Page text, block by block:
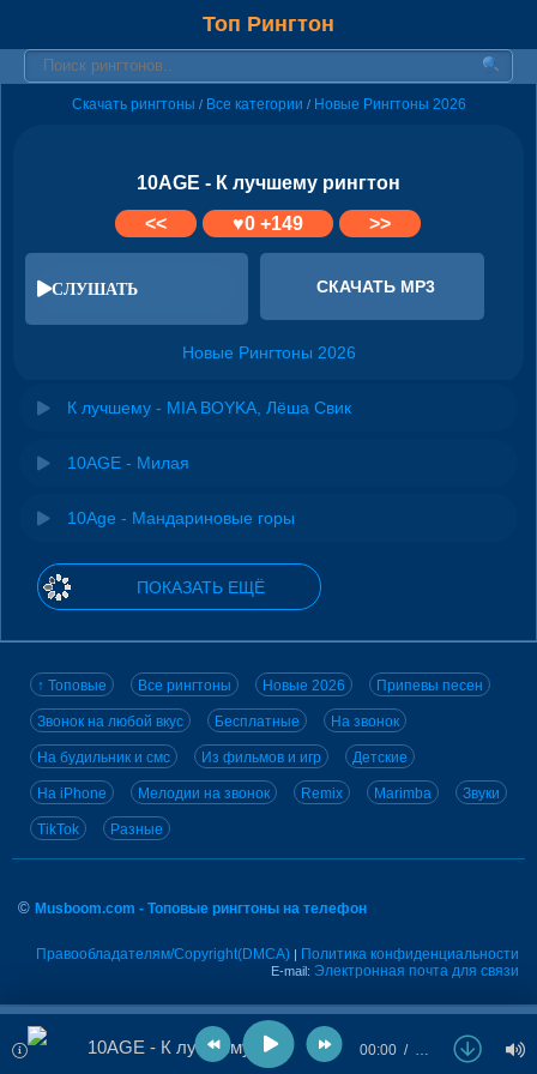
Топ Рингтон
Скачать рингтоны / Все категории / Новые Рингтоны 2026
10AGE - К лучшему рингтон
<<
♥0+149 >>
СЛУШАТЬ СКАЧАТЬ MP3
Новые Рингтоны 2026
К лучшему - MIA BOYKA, Лёша Свик
10AGE - Милая
10Age - Мандариновые горы
ПОКАЗАТЬ ЕЩЁ
↑ Топовые Все рингтоны Новые 2026 Припевы песен
Звонок на любой вкус Бесплатные На звонок
На будильник и смс Из фильмов и игр Детские
На iPhone Мелодии на звонок Remix Marimba Звуки
TikTok Разные
© Musboom.com - Топовые рингтоны на телефон
Правообладателям/Copyright(DMCA) | Политика конфиденциальности
E-mail: Электронная почта для связи
10AGE - К лучшему 00:00 …